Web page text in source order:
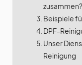
zusammen?
Beispiele
DPF-
Unser
Reinigung